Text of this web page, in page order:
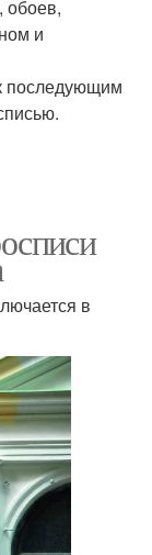
обоев,
и
последующим
в